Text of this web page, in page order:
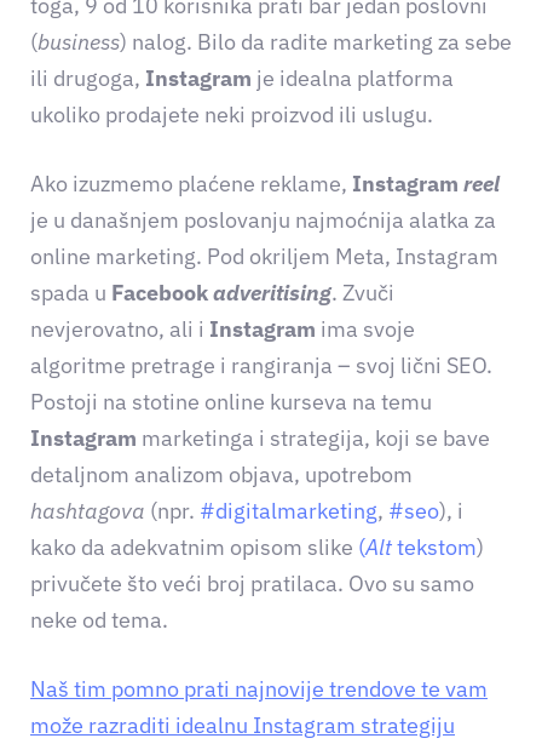
(business) nalog. Bilo da radite marketing za sebe
ili drugoga, Instagram je idealna platforma
ukoliko prodajete neki proizvod ili uslugu.
Ako izuzmemo plaćene reklame, Instagram reel
je u današnjem poslovanju najmoćnija alatka za
online marketing. Pod okriljem Meta, Instagram
spada u Facebookadveritising. Zvuči
nevjerovatno, ali i Instagram ima svoje
algoritme pretrage i rangiranja – svoj lični SEO.
Postoji na stotine online kurseva na temu
Instagram marketinga i strategija, koji se bave
detaljnom analizom objava, upotrebom
hashtagova (npr. #digitalmarketing, #seo), i
kako da adekvatnim opisom slike (Alttekstom)
privučete što veći broj pratilaca. Ovo su samo
neke od tema.
Naš tim pomno prati najnovije trendove te vam
može razraditi idealnu Instagram strategiju